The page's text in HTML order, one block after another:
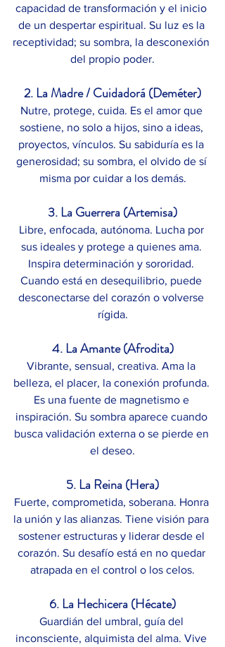
capacidad de transformación y el inicio
de un despertar espiritual. Su luz es la
receptividad; su sombra, la desconexión
del propio poder.
2. La Madre / Cuidadorá (Deméter)
Nutre, protege, cuida. Es el amor que
sostiene, no solo a hijos, sino a ideas,
proyectos, vínculos. Su sabiduría es la
generosidad; su sombra, el olvido de sí
misma por cuidar a los demás.
3. La Guerrera (Artemisa)
Libre, enfocada, autónoma. Lucha por
sus ideales y protege a quienes ama.
Inspira determinación y sororidad.
Cuando está en desequilibrio, puede
desconectarse del corazón o volverse
rígida.
4. La Amante (Afrodita)
Vibrante, sensual, creativa. Ama la
belleza, el placer, la conexión profunda.
Es una fuente de magnetismo e
inspiración. Su sombra aparece cuando
busca validación externa o se pierde en
el deseo.
5. La Reina (Hera)
Fuerte, comprometida, soberana. Honra
la unión y las alianzas. Tiene visión para
sostener estructuras y liderar desde el
corazón. Su desafío está en no quedar
atrapada en el control o los celos.
6. La Hechicera (Hécate)
Guardián del umbral, guía del
inconsciente, alquimista del alma. Vive